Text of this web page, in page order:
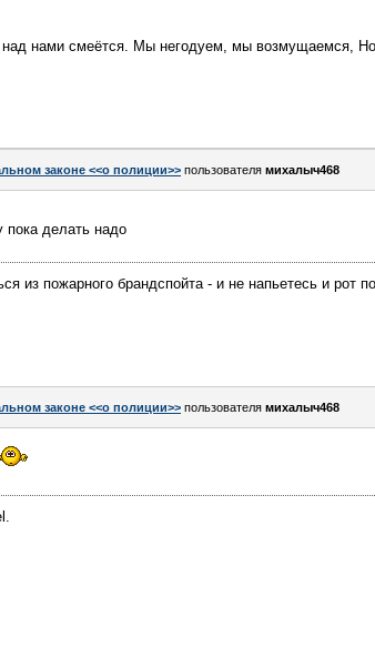
над нами смеётся. Мы негодуем, мы возмущаемся,
законе <<о полиции>> пользователя михалыч468
пока делать надо
из пожарного брандспойта - и не напьетесь и рот
законе <<о полиции>> пользователя михалыч468